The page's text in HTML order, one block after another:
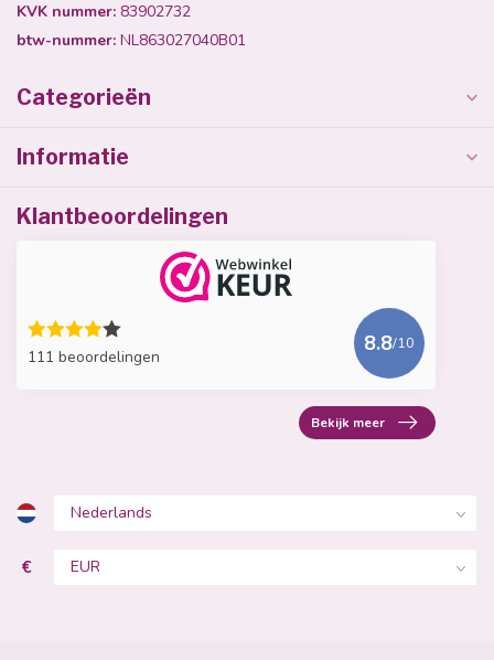
KVK nummer: 83902732
btw-nummer: NL863027040B01
Categorieën
Informatie
Klantbeoordelingen
111 beoordelingen
8.8/10
Bekijk meer
€